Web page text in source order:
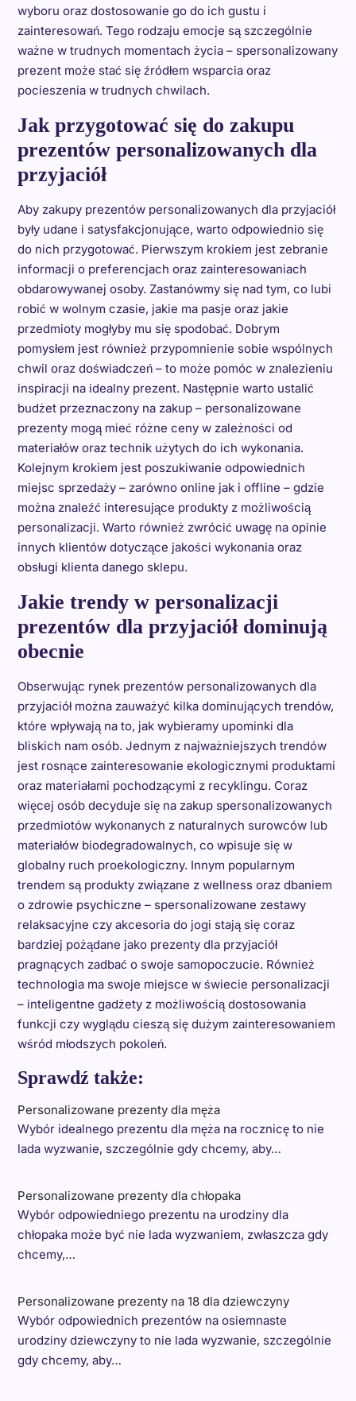
wyboru oraz dostosowanie go do ich gustu i
zainteresowań. Tego rodzaju emocje są szczególnie
ważne w trudnych momentach życia – spersonalizowany
prezent może stać się źródłem wsparcia oraz
pocieszenia w trudnych chwilach.
Jak przygotować się do zakupu
prezentów personalizowanych dla
przyjaciół
Aby zakupy prezentów personalizowanych dla przyjaciół
były udane i satysfakcjonujące, warto odpowiednio się
do nich przygotować. Pierwszym krokiem jest zebranie
informacji o preferencjach oraz zainteresowaniach
obdarowywanej osoby. Zastanówmy się nad tym, co lubi
robić w wolnym czasie, jakie ma pasje oraz jakie
przedmioty mogłyby mu się spodobać. Dobrym
pomysłem jest również przypomnienie sobie wspólnych
chwil oraz doświadczeń – to może pomóc w znalezieniu
inspiracji na idealny prezent. Następnie warto ustalić
budżet przeznaczony na zakup – personalizowane
prezenty mogą mieć różne ceny w zależności od
materiałów oraz technik użytych do ich wykonania.
Kolejnym krokiem jest poszukiwanie odpowiednich
miejsc sprzedaży – zarówno online jak i offline – gdzie
można znaleźć interesujące produkty z możliwością
personalizacji. Warto również zwrócić uwagę na opinie
innych klientów dotyczące jakości wykonania oraz
obsługi klienta danego sklepu.
Jakie trendy w personalizacji
prezentów dla przyjaciół dominują
obecnie
Obserwując rynek prezentów personalizowanych dla
przyjaciół można zauważyć kilka dominujących trendów,
które wpływają na to, jak wybieramy upominki dla
bliskich nam osób. Jednym z najważniejszych trendów
jest rosnące zainteresowanie ekologicznymi produktami
oraz materiałami pochodzącymi z recyklingu. Coraz
więcej osób decyduje się na zakup spersonalizowanych
przedmiotów wykonanych z naturalnych surowców lub
materiałów biodegradowalnych, co wpisuje się w
globalny ruch proekologiczny. Innym popularnym
trendem są produkty związane z wellness oraz dbaniem
o zdrowie psychiczne – spersonalizowane zestawy
relaksacyjne czy akcesoria do jogi stają się coraz
bardziej pożądane jako prezenty dla przyjaciół
pragnących zadbać o swoje samopoczucie. Również
technologia ma swoje miejsce w świecie personalizacji
– inteligentne gadżety z możliwością dostosowania
funkcji czy wyglądu cieszą się dużym zainteresowaniem
wśród młodszych pokoleń.
Sprawdź także:
Personalizowane prezenty dla męża
Wybór idealnego prezentu dla męża na rocznicę to nie
lada wyzwanie, szczególnie gdy chcemy, aby…
Personalizowane prezenty dla chłopaka
Wybór odpowiedniego prezentu na urodziny dla
chłopaka może być nie lada wyzwaniem, zwłaszcza gdy
chcemy,…
Personalizowane prezenty na 18 dla dziewczyny
Wybór odpowiednich prezentów na osiemnaste
urodziny dziewczyny to nie lada wyzwanie, szczególnie
gdy chcemy, aby…